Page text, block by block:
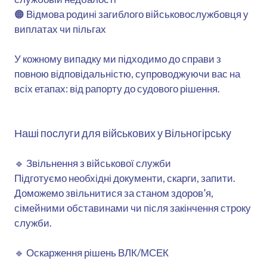
🟠 Відмова родині загиблого військовослужбовця у
виплатах чи пільгах
У кожному випадку ми підходимо до справи з
повною відповідальністю, супроводжуючи вас на
всіх етапах: від рапорту до судового рішення.
Наші послуги для військових у Вільногірську
🔹 Звільнення з військової служби
Підготуємо необхідні документи, скарги, запити.
Доможемо звільнитися за станом здоров’я,
сімейними обставинами чи після закінчення строку
служби.
🔹 Оскарження рішень ВЛК/МСЕК